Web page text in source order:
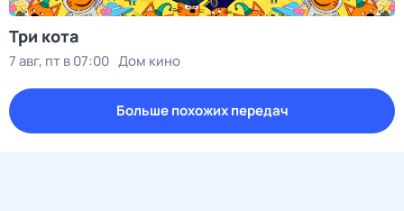
Три кота
7 авг, пт в 07:00 Дом кино
Больше похожих передач